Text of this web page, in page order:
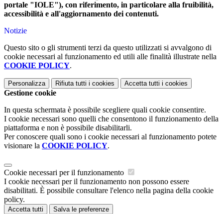
portale "IOLE"), con riferimento, in particolare alla fruibilità,
accessibilità e all'aggiornamento dei contenuti.
Notizie
Questo sito o gli strumenti terzi da questo utilizzati si avvalgono di
cookie necessari al funzionamento ed utili alle finalità illustrate nella
COOKIE POLICY.
Personalizza Rifiuta tutti i cookies Accetta tutti i cookies
Gestione cookie
In questa schermata è possibile scegliere quali cookie consentire.
I cookie necessari sono quelli che consentono il funzionamento della
piattaforma e non è possibile disabilitarli.
Per conoscere quali sono i cookie necessari al funzionamento potete
visionare la COOKIE POLICY.
Cookie necessari per il funzionamento
I cookie necessari per il funzionamento non possono essere
disabilitati. È possibile consultare l'elenco nella pagina della cookie
policy.
Accetta tutti Salva le preferenze